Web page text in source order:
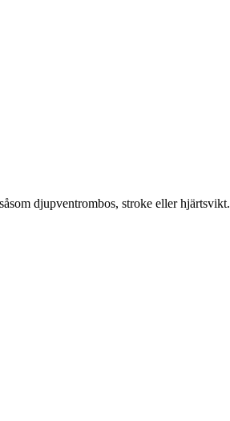
djupventrombos, stroke eller hjärtsvikt.